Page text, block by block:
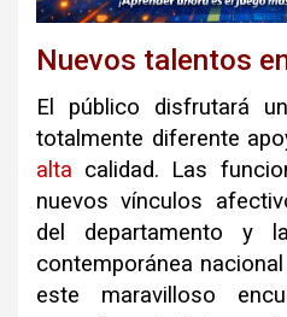
Nuevos talentos
El público disfrutará
totalmente diferente
alta calidad. Las
nuevos vínculos
del departamento y
contemporánea
este maravilloso